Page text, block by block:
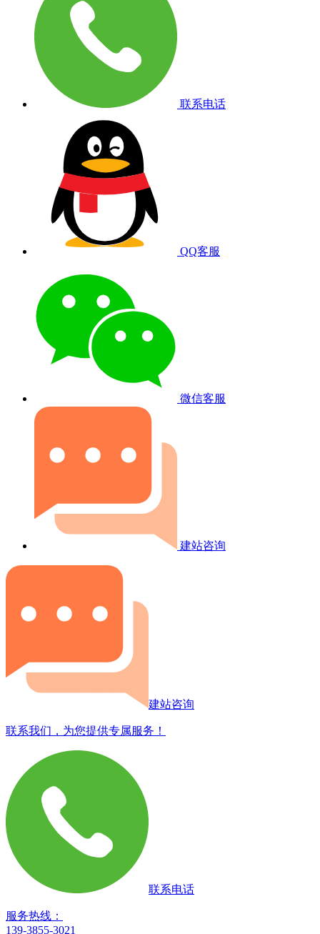
联系电话
QQ客服
微信客服
建站咨询
建站咨询
联系我们，为您提供专属服务！
联系电话
服务热线：
139-3855-3021